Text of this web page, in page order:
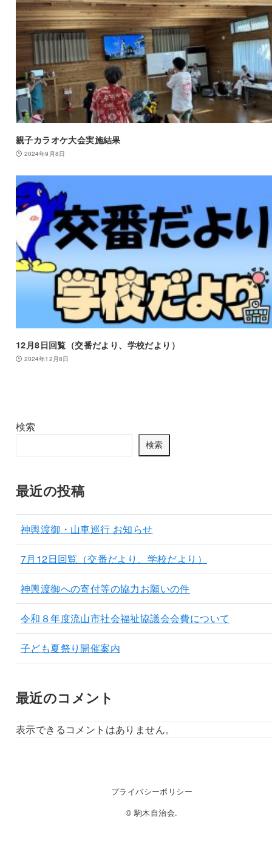
親子カラオケ大会実施結果
2024年9月8日
12月8日回覧（交番だより、学校だより）
2024年12月8日
検索
検索
最近の投稿
神輿渡御・山車巡行 お知らせ
7月12日回覧（交番だより、学校だより）
神輿渡御への寄付等の協力お願いの件
令和８年度流山市社会福祉協議会会費について
子ども夏祭り開催案内
最近のコメント
表示できるコメントはありません。
プライバシーポリシー
© 駒木自治会.